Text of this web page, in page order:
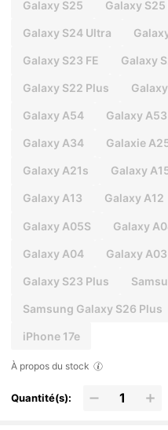
Galaxy S25 Galaxy S25
Galaxy S24 Ultra
Galaxy S23 FE Galaxy
Galaxy S22 Plus
Galaxy A54 Galaxy
Galaxy A34 Galaxie
Galaxy A21s Galaxy
Galaxy A13 Galaxy A12
Galaxy A05S Galaxy
Galaxy A04 Galaxy
Galaxy S23 Plus
Samsung Galaxy S26 Plus
iPhone 17e
À propos du stock
Quantité(s):